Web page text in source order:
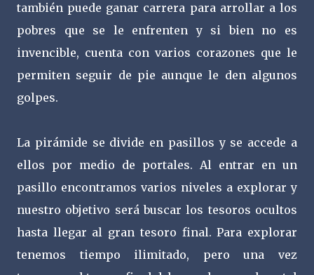
también puede ganar carrera para arrollar a los
pobres que se le enfrenten y si bien no es
invencible, cuenta con varios corazones que le
permiten seguir de pie aunque le den algunos
golpes.
La pirámide se divide en pasillos y se accede a
ellos por medio de portales. Al entrar en un
pasillo encontramos varios niveles a explorar y
nuestro objetivo será buscar los tesoros ocultos
hasta llegar al gran tesoro final. Para explorar
tenemos tiempo ilimitado, pero una vez